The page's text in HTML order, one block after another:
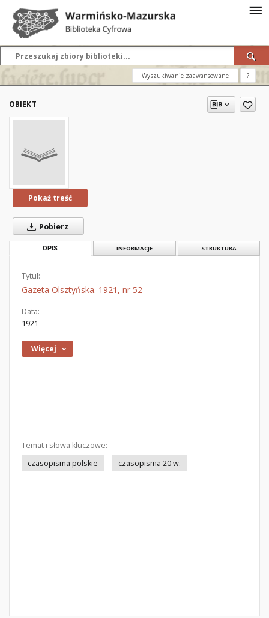
Wyszukiwanie zaawansowane ?
OBIEKT
Pokaż treść
Pobierz
OPIS INFORMACJE STRUKTURA
Tytuł:
Gazeta Olsztyńska. 1921, nr 52
Data:
1921
Więcej
Temat i słowa kluczowe:
czasopisma polskie
czasopisma 20 w.